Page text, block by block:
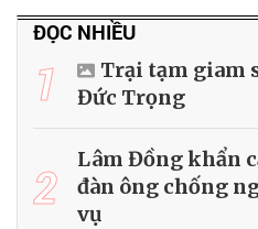
ĐỌC NHIỀU
1
Trại tạm giam
Đức Trọng
2
Lâm Đồng khẩn
đàn ông chống
vụ